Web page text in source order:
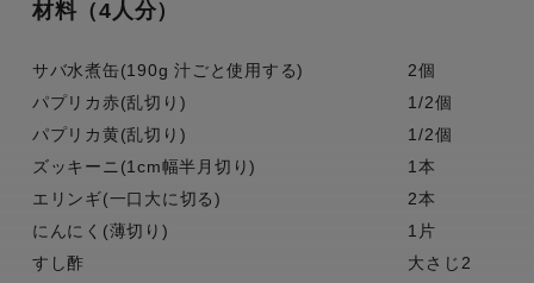
材料（4人分）
サバ水煮缶(190g 汁ごと使用する)
2個
パプリカ赤(乱切り)
1/2個
パプリカ黄(乱切り)
1/2個
ズッキーニ(1cm幅半月切り)
1本
エリンギ(一口大に切る)
2本
にんにく(薄切り)
1片
すし酢
大さじ2